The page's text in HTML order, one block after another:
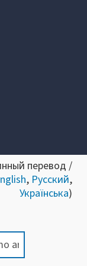
перевод /
, Русский,
Українська)